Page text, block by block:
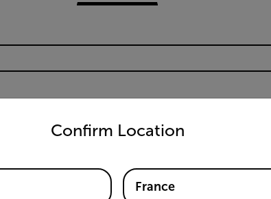
SeriesConfirm Location
language from the options below to access the
France